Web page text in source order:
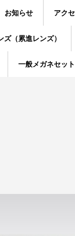
お知らせ アク
（累進レンズ）
一般メガネセット